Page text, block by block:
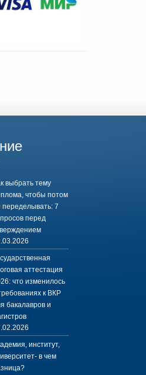
выбрать тему
чтобы потом
переделывать: 7
перед
аттестация
что изменилось
к ВКР
бакалавров и
институт,
в чем